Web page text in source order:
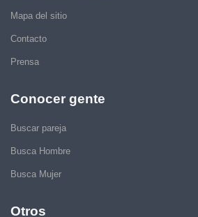
Mapa del sitio
Contacto
Prensa
Conocer gente
Buscar pareja
Busca Hombre
Busca Mujer
Otros